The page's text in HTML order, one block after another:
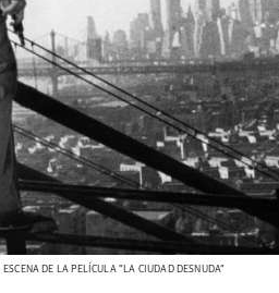
ESCENA DE LA PELÍCULA "LA CIUDAD DESNUDA"